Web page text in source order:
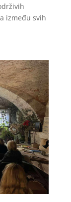
između svih